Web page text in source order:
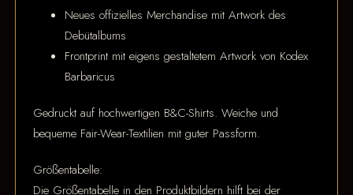
Neues offizielles Merchandise mit Artwork des
Debütalbums
Frontprint mit eigens gestaltetem Artwork von Kodex
Barbaricus
Gedruckt auf hochwertigen B&C-Shirts. Weiche und
bequeme Fair-Wear-Textilien mit guter Passform.
Größentabelle:
Die Größentabelle in den Produktbildern hilft bei der